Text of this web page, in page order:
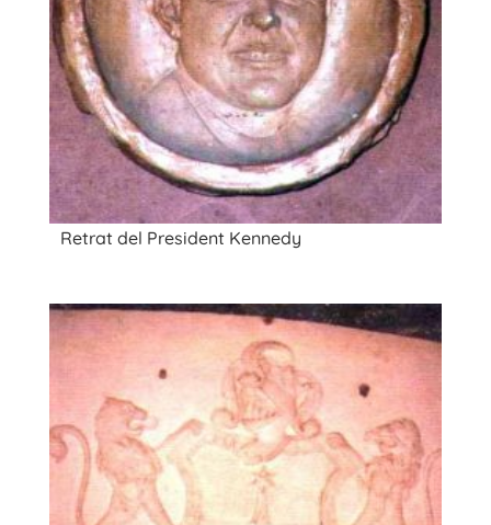
Retrat del President Kennedy